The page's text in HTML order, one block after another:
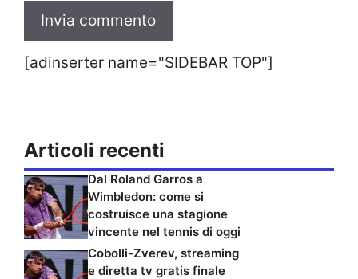
[adinserter name="SIDEBAR TOP"]
Articoli recenti
Dal Roland Garros a
Wimbledon: come si
costruisce una stagione
vincente nel tennis di oggi
Cobolli-Zverev, streaming
e diretta tv gratis finale